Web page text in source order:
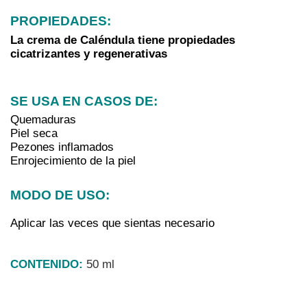
PROPIEDADES:
La crema de Caléndula tiene propiedades
cicatrizantes y regenerativas
SE USA EN CASOS DE:
Quemaduras
Piel seca
Pezones inflamados
Enrojecimiento de la piel
MODO DE USO:
Aplicar las veces que sientas necesario
CONTENIDO: 50 ml